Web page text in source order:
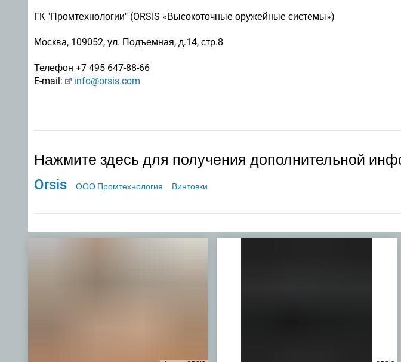
ГК "Промтехнологии" (ORSIS «Высокоточные оружейные системы»)
Москва, 109052, ул. Подъемная, д.14, стр.8
Телефон +7 495 647-88-66
E-mail:
info@orsis.com
Нажмите здесь для получения дополнительной
Orsis ООО Промтехнология Винтовки